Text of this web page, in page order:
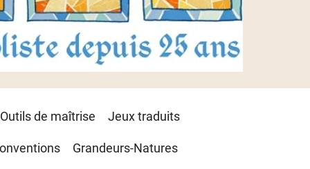
Outils de maîtrise Jeux traduits
Grandeurs-Natures